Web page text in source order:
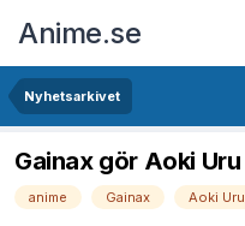
Anime.se
Nyhetsarkivet
Gainax gör Aoki Uru
anime Gainax Aoki Uru